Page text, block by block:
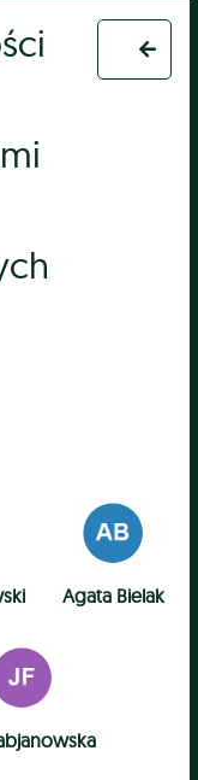
Agata Bielak